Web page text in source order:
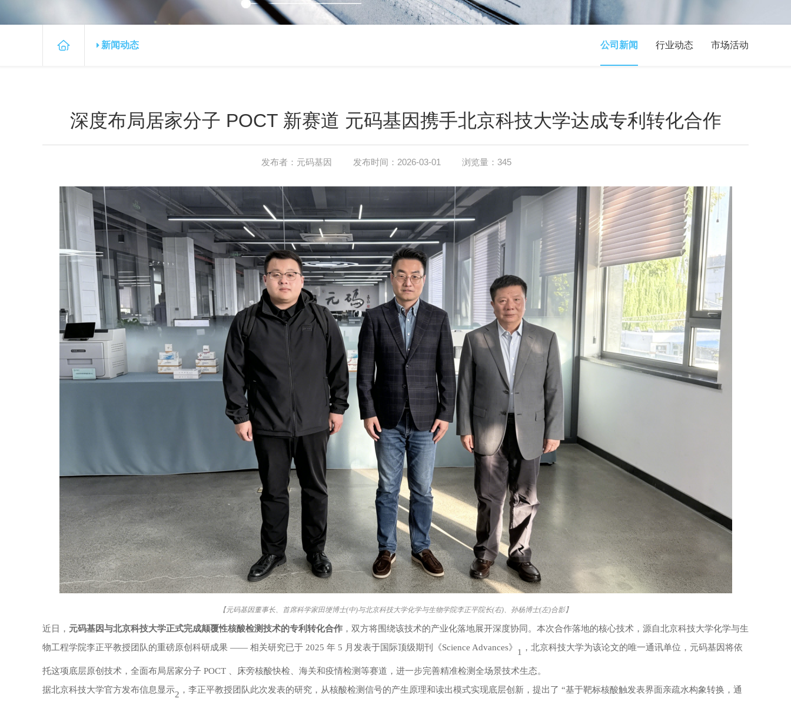
新闻动态 公司新闻 行业动态 市场活动
深度布局居家分子 POCT 新赛道 元码基因携手北京科技大学达成专利转化合作
发布者：元码基因 发布时间：2026-03-01 浏览量：345
【元码基因董事长、首席科学家田埂博士(中)与北京科技大学化学与生物学院李正平院长(右)、孙杨博士(左)合影】
近日， 元码基因与北京科技大学正式完成颠覆性核酸检测技术的专利转化合作 ，双方将围绕该技术的产业化落地展开深度协同。本次合作落地的核心技术，源自北京科技大学化学与生
物工程学院李正平教授团队的重磅原创科研成果 —— 相关研究已于 2025 年 5 月发表于国际顶级期刊《Science Advances》
1
，北京科技大学为该论文的唯一通讯单位，元码基因将依
托这项底层原创技术，全面布局居家分子 POCT 、床旁核酸快检、海关和疫情检测等赛道，进一步完善精准检测全场景技术生态。
据北京科技大学官方发布信息显示
2
，李正平教授团队此次发表的研究，从核酸检测信号的产生原理和读出模式实现底层创新，提出了 “基于靶标核酸触发表界面亲疏水构象转换，通